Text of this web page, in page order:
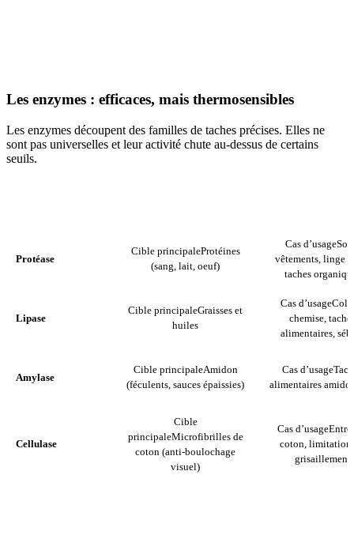
Les enzymes : efficaces, mais thermosensibles
Les enzymes découpent des familles de taches précises. Elles ne
sont pas universelles et leur activité chute au-dessus de certains
seuils.
Protéase
Cible principaleProtéines
(sang, lait, oeuf)
Cas d’usage
vêtements, linge
taches
Lipase
Cible principaleGraisses et
huiles
Cas d’usageCols
chemise,
alimentaires,
Amylase
Cible principaleAmidon
(féculents, sauces épaissies)
Cas d’usage
alimentaires
Cellulase
Cible
principaleMicrofibrilles de
coton (anti-boulochage
visuel)
Cas d’usage
coton, limitation
grisaillement